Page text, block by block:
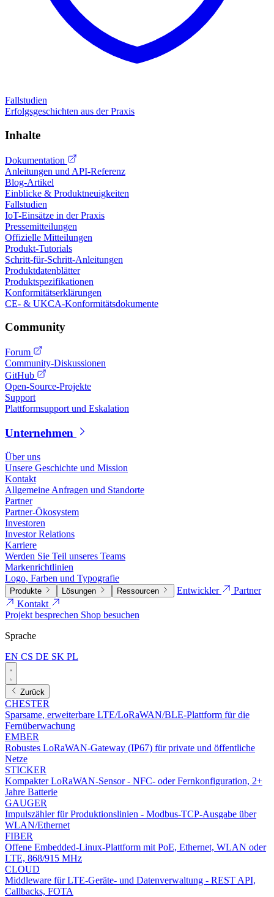
Fallstudien
Erfolgsgeschichten aus der Praxis
Inhalte
Dokumentation
Anleitungen und API-Referenz
Blog-Artikel
Einblicke & Produktneuigkeiten
Fallstudien
IoT-Einsätze in der Praxis
Pressemitteilungen
Offizielle Mitteilungen
Produkt-Tutorials
Schritt-für-Schritt-Anleitungen
Produktdatenblätter
Produktspezifikationen
Konformitätserklärungen
CE- & UKCA-Konformitätsdokumente
Community
Forum
Community-Diskussionen
GitHub
Open-Source-Projekte
Support
Plattformsupport und Eskalation
Unternehmen
Über uns
Unsere Geschichte und Mission
Kontakt
Allgemeine Anfragen und Standorte
Partner
Partner-Ökosystem
Investoren
Investor Relations
Karriere
Werden Sie Teil unseres Teams
Markenrichtlinien
Logo, Farben und Typografie
Produkte Lösungen Ressourcen Entwickler
Partner
Kontakt
Projekt besprechen Shop besuchen
Sprache
EN CS DE SK PL
Zurück
CHESTER
Sparsame, erweiterbare LTE/LoRaWAN/BLE-Plattform für die
Fernüberwachung
EMBER
Robustes LoRaWAN-Gateway (IP67) für private und öffentliche
Netze
STICKER
Kompakter LoRaWAN-Sensor - NFC- oder Fernkonfiguration, 2+
Jahre Batterie
GAUGER
Impulszähler für Produktionslinien - Modbus-TCP-Ausgabe über
WLAN/Ethernet
FIBER
Offene Embedded-Linux-Plattform mit PoE, Ethernet, WLAN oder
LTE, 868/915 MHz
CLOUD
Middleware für LTE-Geräte- und Datenverwaltung - REST API,
Callbacks, FOTA